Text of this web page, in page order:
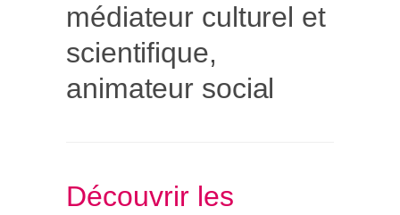
médiateur culturel et
scientifique,
animateur social
Découvrir les